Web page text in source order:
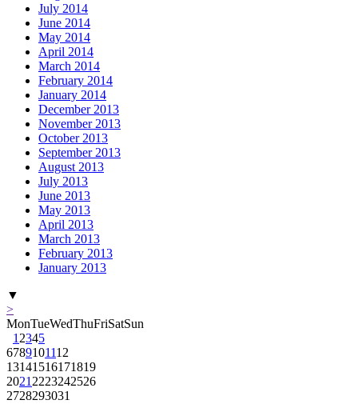
July 2014
June 2014
May 2014
April 2014
March 2014
February 2014
January 2014
December 2013
November 2013
October 2013
September 2013
August 2013
July 2013
June 2013
May 2013
April 2013
March 2013
February 2013
January 2013
▼
>
MonTueWedThuFriSatSun
1 2345
6789101112
13141516171819
2021 2223242526
2728293031